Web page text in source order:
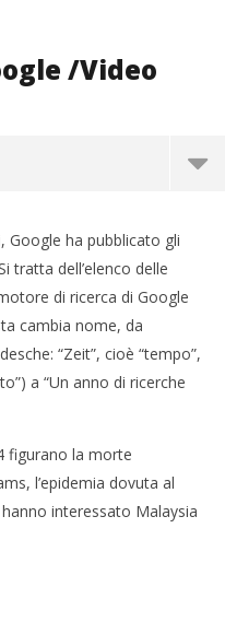
/Video
Google ha pubblicato gli
tratta dell’elenco delle
di ricerca di Google
cambia nome, da
“Zeit”, cioè “tempo”,
a “Un anno di ricerche
figurano la morte
l’epidemia dovuta al
interessato Malaysia